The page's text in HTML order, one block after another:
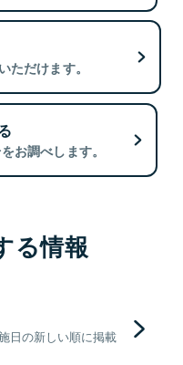
ただけます。
お調べします。
る情報
日の新しい順に掲載